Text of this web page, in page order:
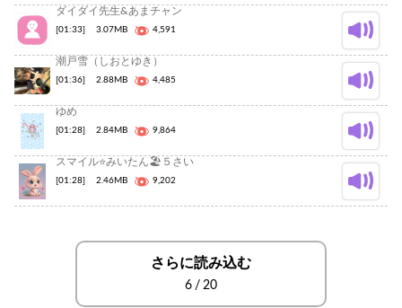
ダイダイ先生&あまチャン
[01:33] 3.07MB 4,591
潮戸雪（しおとゆき）
[01:36] 2.88MB 4,485
ゆめ
[01:28] 2.84MB 9,864
スマイル⭐️みいたん🏖５さい
[01:28] 2.46MB 9,202
さらに読み込む
6 / 20